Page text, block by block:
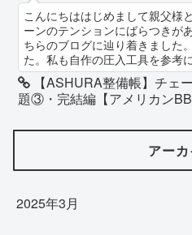
こんにちははじめまして親父様
ーンのテンションにばらつきが
ちらのブログに辿り着きました
た。私も自作の圧入工具を参考
【ASHURA整備帳】チェ
題③・完結編【アメリカンBB
アー
2025年3月